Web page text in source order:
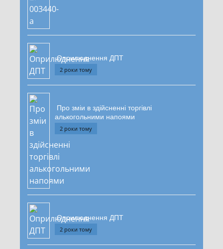
Оприлюднення ДПТ
2 роки тому
Про зміи в здійсненні торгівлі
алькогольними напоями
2 роки тому
Оприлюднення ДПТ
2 роки тому